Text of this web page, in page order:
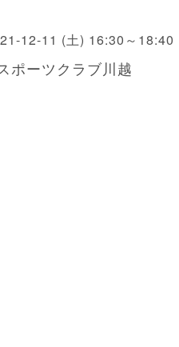
12-11 (土) 16:30～18:40
ポーツクラブ川越